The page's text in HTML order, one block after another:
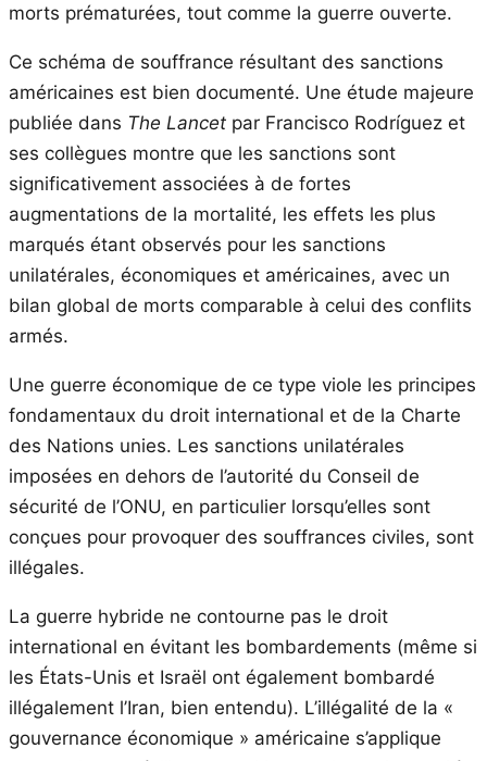
morts prématurées, tout comme la guerre ouverte.
Ce schéma de souffrance résultant des sanctions
américaines est bien documenté. Une étude majeure
publiée dans The Lancet par Francisco Rodríguez et
ses collègues montre que les sanctions sont
significativement associées à de fortes
augmentations de la mortalité, les effets les plus
marqués étant observés pour les sanctions
unilatérales, économiques et américaines, avec un
bilan global de morts comparable à celui des conflits
armés.
Une guerre économique de ce type viole les principes
fondamentaux du droit international et de la Charte
des Nations unies. Les sanctions unilatérales
imposées en dehors de l’autorité du Conseil de
sécurité de l’ONU, en particulier lorsqu’elles sont
conçues pour provoquer des souffrances civiles, sont
illégales.
La guerre hybride ne contourne pas le droit
international en évitant les bombardements (même si
les États-Unis et Israël ont également bombardé
illégalement l’Iran, bien entendu). L’illégalité de la «
gouvernance économique » américaine s’applique